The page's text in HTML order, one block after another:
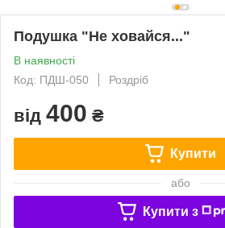
Подушка "Не ховайся..."
В наявності
Код: ПДШ-050
Роздріб
від 400 ₴
Купити
або
Купити з